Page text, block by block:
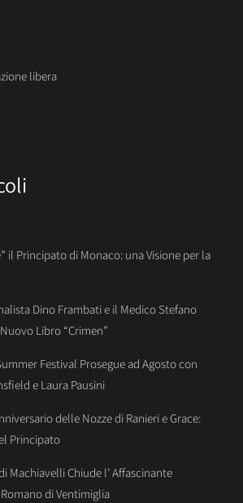
libera
il Principato di Monaco: una Visione per la
Dino Frambati e il Medico Stefano
Libro “Crimen”
Festival Prosegue ad Agosto con
e Laura Pausini
delle Nozze di Ranieri e Grace:
Principato
Machiavelli Chiude l’ Affascinante
di Ventimiglia